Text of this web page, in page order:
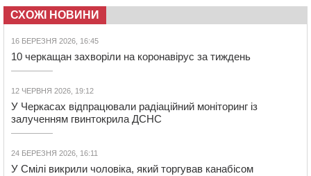
СХОЖІ НОВИНИ
16 БЕРЕЗНЯ 2026, 16:45
10 черкащан захворіли на коронавірус за тиждень
12 ЧЕРВНЯ 2026, 19:12
У Черкасах відпрацювали радіаційний моніторинг із
залученням гвинтокрила ДСНС
24 БЕРЕЗНЯ 2026, 16:11
У Смілі викрили чоловіка, який торгував канабісом